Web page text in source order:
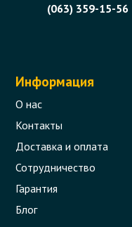
(063) 359-15-56
Информация
О нас
Контакты
Доставка и оплата
Сотрудничество
Гарантия
Блог